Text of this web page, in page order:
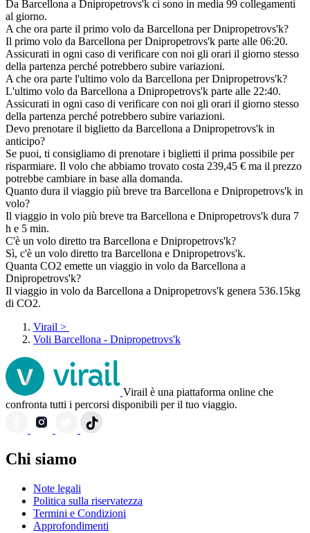
Da Barcellona a Dnipropetrovs'k ci sono in media 99 collegamenti
al giorno.
A che ora parte il primo volo da Barcellona per Dnipropetrovs'k?
Il primo volo da Barcellona per Dnipropetrovs'k parte alle 06:20.
Assicurati in ogni caso di verificare con noi gli orari il giorno stesso
della partenza perché potrebbero subire variazioni.
A che ora parte l'ultimo volo da Barcellona per Dnipropetrovs'k?
L'ultimo volo da Barcellona a Dnipropetrovs'k parte alle 22:40.
Assicurati in ogni caso di verificare con noi gli orari il giorno stesso
della partenza perché potrebbero subire variazioni.
Devo prenotare il biglietto da Barcellona a Dnipropetrovs'k in
anticipo?
Se puoi, ti consigliamo di prenotare i biglietti il prima possibile per
risparmiare. Il volo che abbiamo trovato costa 239,45 € ma il prezzo
potrebbe cambiare in base alla domanda.
Quanto dura il viaggio più breve tra Barcellona e Dnipropetrovs'k in
volo?
Il viaggio in volo più breve tra Barcellona e Dnipropetrovs'k dura 7
h e 5 min.
C'è un volo diretto tra Barcellona e Dnipropetrovs'k?
Sì, c'è un volo diretto tra Barcellona e Dnipropetrovs'k.
Quanta CO2 emette un viaggio in volo da Barcellona a
Dnipropetrovs'k?
Il viaggio in volo da Barcellona a Dnipropetrovs'k genera 536.15kg
di CO2.
Virail >
Voli Barcellona - Dnipropetrovs'k
Virail è una piattaforma online che
confronta tutti i percorsi disponibili per il tuo viaggio.
Chi siamo
Note legali
Politica sulla riservatezza
Termini e Condizioni
Approfondimenti